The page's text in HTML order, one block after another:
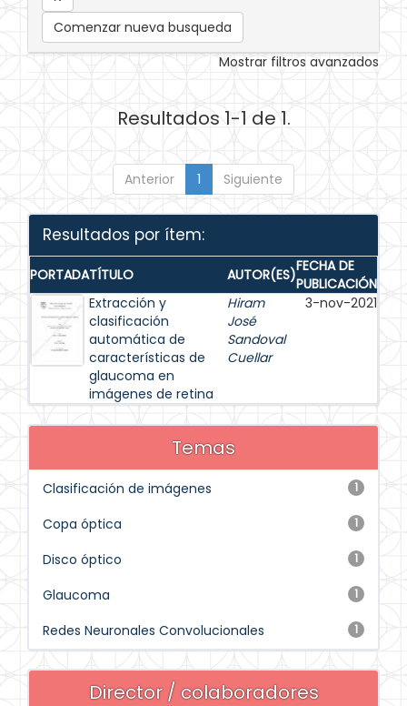
Comenzar nueva busqueda
Mostrar filtros avanzados
Resultados 1-1 de 1.
Anterior 1 Siguiente
Resultados por ítem:
PORTADATÍTULO AUTOR(ES)FECHA DE
PUBLICACIÓN
Extracción y
clasificación
automática de
características de
glaucoma en
imágenes de retina
Hiram
José
Sandoval
Cuellar
3-nov-2021
Temas
1
Clasificación de imágenes
1
Copa óptica
1
Disco óptico
1
Glaucoma
1
Redes Neuronales Convolucionales
Director / colaboradores